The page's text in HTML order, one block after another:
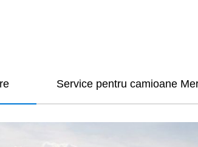
Service pentru camioane